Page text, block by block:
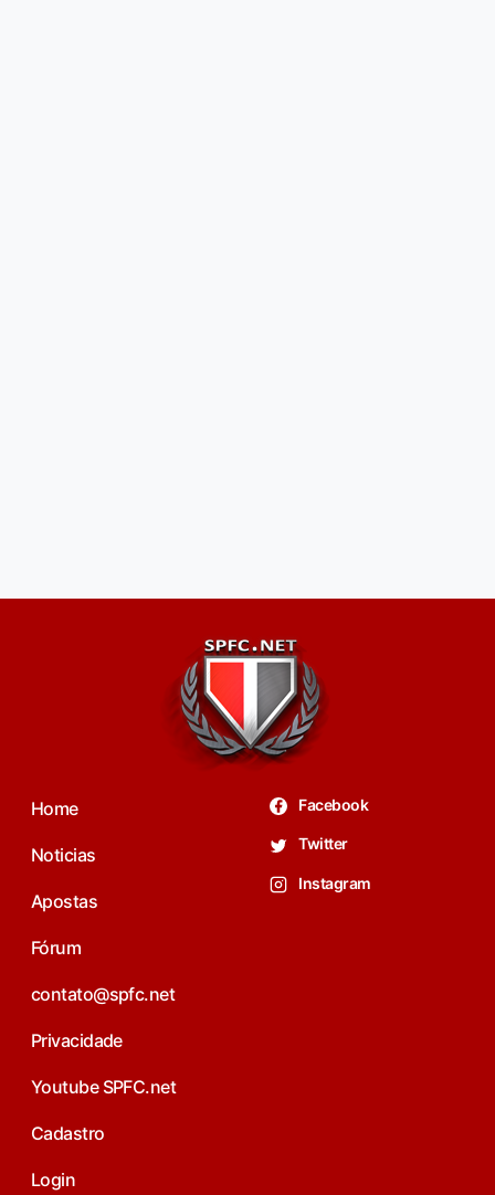
Home
Noticias
Apostas
Fórum
contato@spfc.net
Privacidade
Youtube SPFC.net
Cadastro
Login
Facebook
Twitter
Instagram